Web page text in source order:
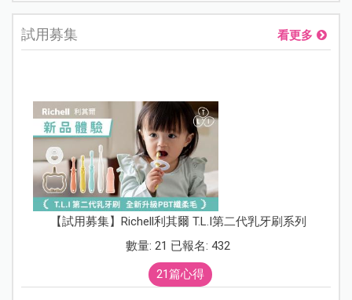
試用募集 看更多
【試用募集】Richell利其爾 T.L.I第二代乳牙刷系列
數量: 21 已報名: 432
21篇心得